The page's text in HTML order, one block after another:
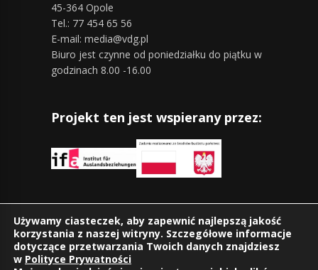
45-364 Opole
Tel.: 77 454 65 56
E-mail: media@vdg.pl
Biuro jest czynne od poniedziałku do piątku w
godzinach 8.00 -16.00
Projekt ten jest wspierany przez:
Znajdziesz nas również na:
Używamy ciasteczek, aby zapewnić najlepszą jakość
korzystania z naszej witryny. Szczegółowe informacje
dotyczące przetwarzania Twoich danych znajdziesz
w Polityce Prywatności